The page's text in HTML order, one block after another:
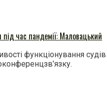
час пандемії: Маловацький
функціонування